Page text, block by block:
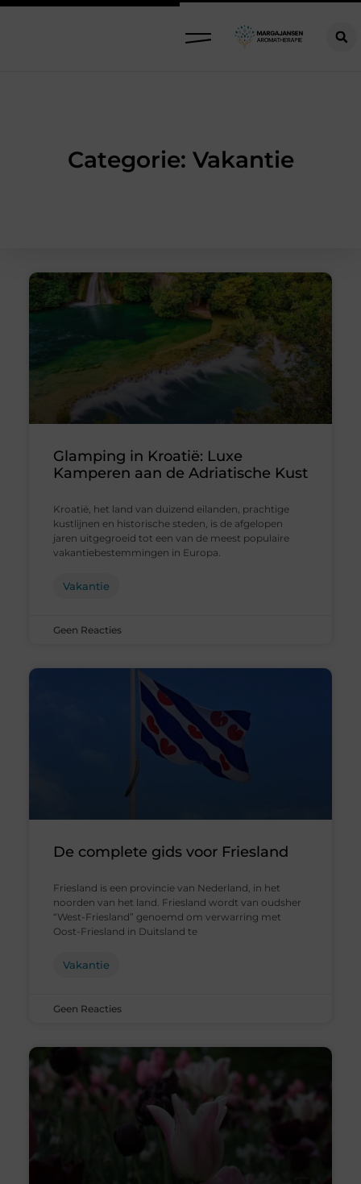
Categorie: Vakantie
Glamping in Kroatië: Luxe
Kamperen aan de Adriatische Kust
Kroatië, het land van duizend eilanden, prachtige
kustlijnen en historische steden, is de afgelopen
jaren uitgegroeid tot een van de meest populaire
vakantiebestemmingen in Europa.
Vakantie
Geen Reacties
De complete gids voor Friesland
Friesland is een provincie van Nederland, in het
noorden van het land. Friesland wordt van oudsher
“West-Friesland” genoemd om verwarring met
Oost-Friesland in Duitsland te
Vakantie
Geen Reacties